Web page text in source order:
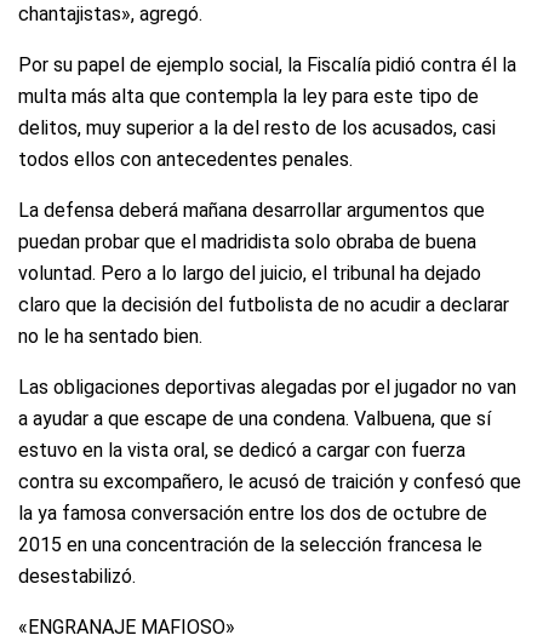
chantajistas», agregó.
Por su papel de ejemplo social, la Fiscalía pidió contra él la
multa más alta que contempla la ley para este tipo de
delitos, muy superior a la del resto de los acusados, casi
todos ellos con antecedentes penales.
La defensa deberá mañana desarrollar argumentos que
puedan probar que el madridista solo obraba de buena
voluntad. Pero a lo largo del juicio, el tribunal ha dejado
claro que la decisión del futbolista de no acudir a declarar
no le ha sentado bien.
Las obligaciones deportivas alegadas por el jugador no van
a ayudar a que escape de una condena. Valbuena, que sí
estuvo en la vista oral, se dedicó a cargar con fuerza
contra su excompañero, le acusó de traición y confesó que
la ya famosa conversación entre los dos de octubre de
2015 en una concentración de la selección francesa le
desestabilizó.
«ENGRANAJE MAFIOSO»